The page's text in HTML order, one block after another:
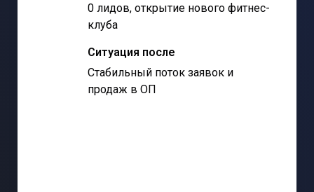
0 лидов, открытие нового фитнес-
клуба
Ситуация после
Стабильный поток заявок и
продаж в ОП